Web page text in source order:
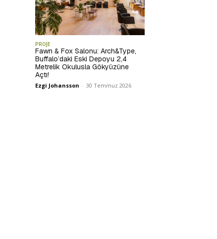
PROJE
Fawn & Fox Salonu: Arch&Type,
Buffalo’daki Eski Depoyu 2,4
Metrelik Okulusla Gökyüzüne
Açtı!
Ezgi Johansson - 30 Temmuz 2026